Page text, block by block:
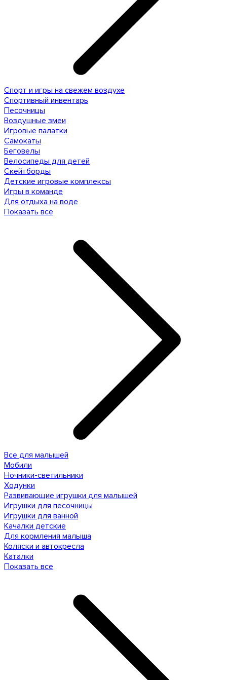
Спорт и игры на свежем воздухе
Спортивный инвентарь
Песочницы
Воздушные змеи
Игровые палатки
Самокаты
Беговелы
Велосипеды для детей
Скейтборды
Детские игровые комплексы
Игры в команде
Для отдыха на воде
Показать все
Все для малышей
Мобили
Ночники-светильники
Ходунки
Развивающие игрушки для малышей
Игрушки для песочницы
Игрушки для ванной
Качалки детские
Для кормления малыша
Коляски и автокресла
Каталки
Показать все